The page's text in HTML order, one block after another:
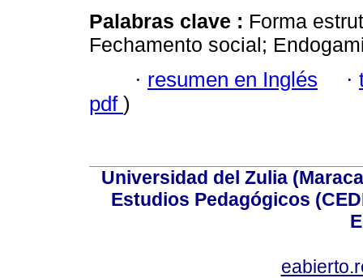
Palabras clave : Forma
Fechamento social;
· resumen en Inglés ·
pdf )
Universidad del Zulia
Estudios Pedagógicos